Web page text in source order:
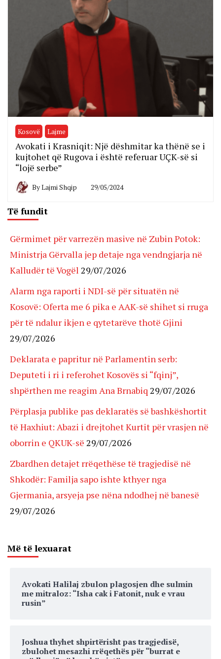
Kosovë Lajme
Avokati i Krasniqit: Një dëshmitar ka thënë se i
kujtohet që Rugova i është referuar UÇK-së si
“lojë serbe”
ByLajmi Shqip 29/05/2024
Të fundit
Gërmimet për varrezën masive në Zubin Potok:
Ministrja Gërvalla jep detaje nga vendngjarja në
Kalludër të Vogël 29/07/2026
Alarm nga raporti i NDI-së për situatën në
Kosovë: Oferta me 6 pika e AAK-së shihet si rruga
për të ndalur ikjen e qytetarëve thotë Gjini
29/07/2026
Deklarata e papritur në Parlamentin serb:
Deputeti i ri i referohet Kosovës si “fqinj”,
shpërthen me reagim Ana Brnabiq 29/07/2026
Përplasja publike pas deklaratës së bashkëshortit
të Haxhiut: Abazi i drejtohet Kurtit për vrasjen në
oborrin e QKUK-së 29/07/2026
Zbardhen detajet rrëqethëse të tragjedisë në
Shkodër: Familja sapo ishte kthyer nga
Gjermania, arsyeja pse nëna ndodhej në banesë
29/07/2026
Më të lexuarat
Avokati Halilaj zbulon plagosjen dhe sulmin
me mitraloz: “Isha cak i Fatonit, nuk e vrau
rusin”
Joshua thyhet shpirtërisht pas tragjedisë,
zbulohet mesazhi rrëqethës për “burrat e